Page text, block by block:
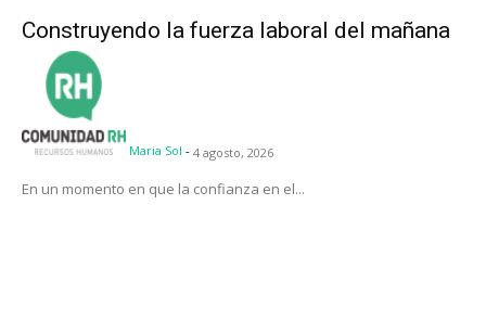
Construyendo la fuerza laboral del mañana
Maria Sol - 4 agosto, 2026
En un momento en que la confianza en el...